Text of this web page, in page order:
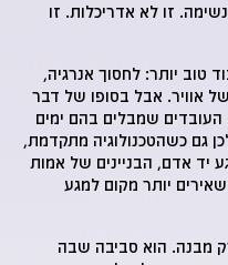
זו לא אדריכלות. זו
טוב יותר: לחסוך אנרגיה,
אוויר. אבל בסופו של דבר
שמבלים בהם ימים
גם כשהטכנולוגיה מתקדמת,
יד אדם, הבניינים של אמות
יותר מקום למגע
מבנה. הוא סביבה שבה